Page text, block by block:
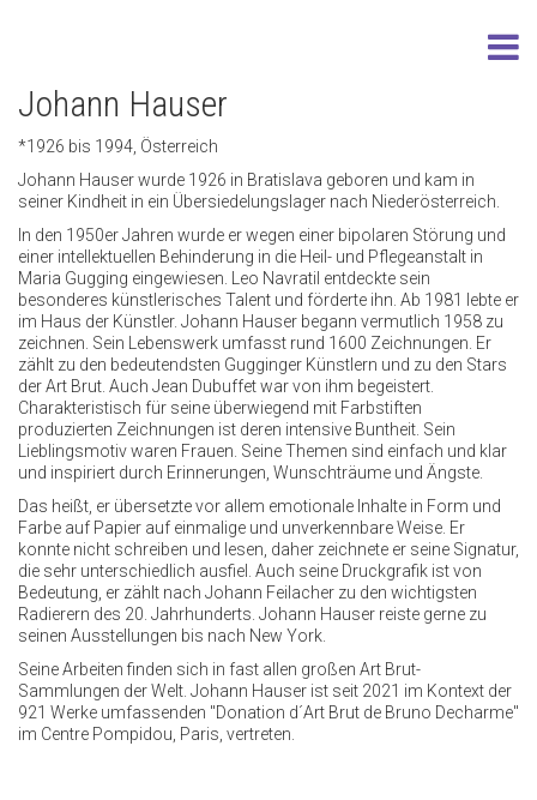
Johann Hauser
*1926 bis 1994, Österreich
Johann Hauser wurde 1926 in Bratislava geboren und kam in
seiner Kindheit in ein Übersiedelungslager nach Niederösterreich.
In den 1950er Jahren wurde er wegen einer bipolaren Störung und
einer intellektuellen Behinderung in die Heil- und Pflegeanstalt in
Maria Gugging eingewiesen. Leo Navratil entdeckte sein
besonderes künstlerisches Talent und förderte ihn. Ab 1981 lebte er
im Haus der Künstler. Johann Hauser begann vermutlich 1958 zu
zeichnen. Sein Lebenswerk umfasst rund 1600 Zeichnungen. Er
zählt zu den bedeutendsten Gugginger Künstlern und zu den Stars
der Art Brut. Auch Jean Dubuffet war von ihm begeistert.
Charakteristisch für seine überwiegend mit Farbstiften
produzierten Zeichnungen ist deren intensive Buntheit. Sein
Lieblingsmotiv waren Frauen. Seine Themen sind einfach und klar
und inspiriert durch Erinnerungen, Wunschträume und Ängste.
Das heißt, er übersetzte vor allem emotionale Inhalte in Form und
Farbe auf Papier auf einmalige und unverkennbare Weise. Er
konnte nicht schreiben und lesen, daher zeichnete er seine Signatur,
die sehr unterschiedlich ausfiel. Auch seine Druckgrafik ist von
Bedeutung, er zählt nach Johann Feilacher zu den wichtigsten
Radierern des 20. Jahrhunderts. Johann Hauser reiste gerne zu
seinen Ausstellungen bis nach New York.
Seine Arbeiten finden sich in fast allen großen Art Brut-
Sammlungen der Welt. Johann Hauser ist seit 2021 im Kontext der
921 Werke umfassenden "Donation d´Art Brut de Bruno Decharme"
im Centre Pompidou, Paris, vertreten.